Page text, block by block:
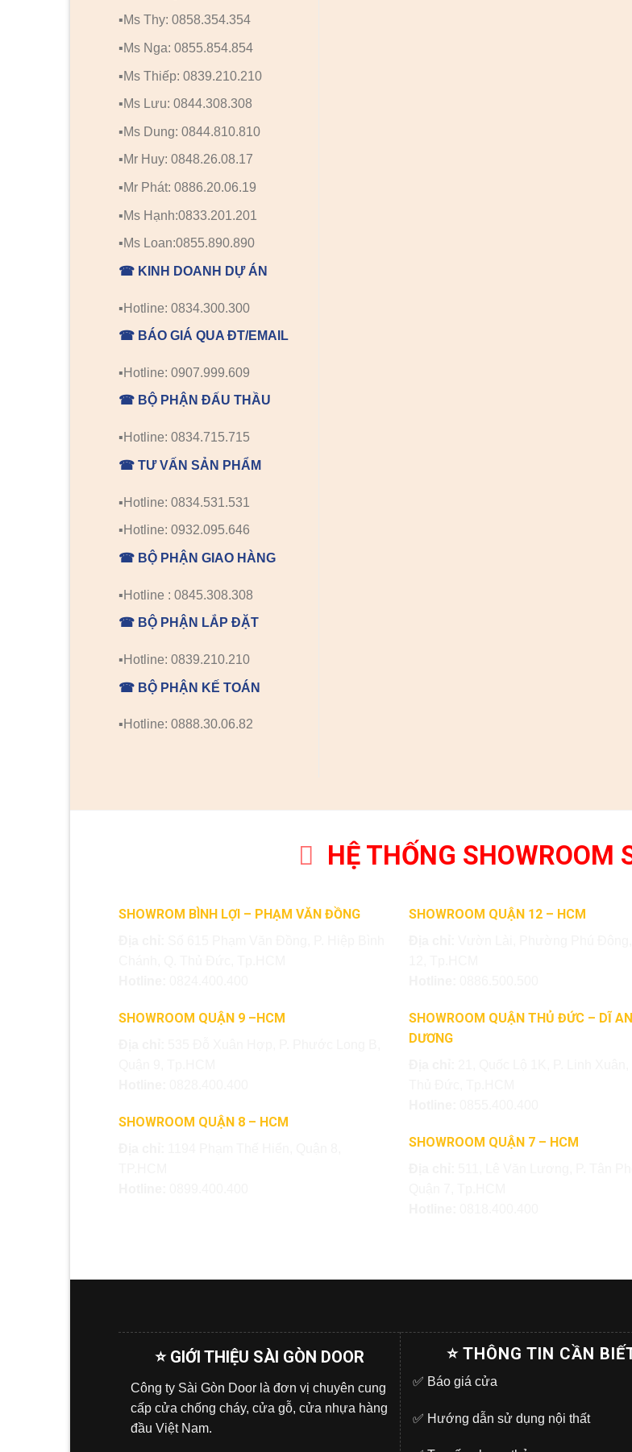
▪️Ms Thy: 0858.354.354
▪️Ms Nga: 0855.854.854
▪️Ms Thiếp: 0839.210.210
▪️Ms Lưu: 0844.308.308
▪️Ms Dung: 0844.810.810
▪️Mr Huy: 0848.26.08.17
▪️Mr Phát: 0886.20.06.19
▪️Ms Hạnh:0833.201.201
▪️Ms Loan:0855.890.890
☎ KINH DOANH DỰ ÁN
▪️Hotline: 0834.300.300
☎ BÁO GIÁ QUA ĐT/EMAIL
▪️Hotline: 0907.999.609
☎ BỘ PHẬN ĐẤU THẦU
▪️Hotline: 0834.715.715
☎ TƯ VẤN SẢN PHẨM
▪️Hotline: 0834.531.531
▪️Hotline: 0932.095.646
☎ BỘ PHẬN GIAO HÀNG
▪️Hotline : 0845.308.308
☎ BỘ PHẬN LẮP ĐẶT
▪️Hotline: 0839.210.210
☎ BỘ PHẬN KẾ TOÁN
▪️Hotline: 0888.30.06.82
HỆ THỐNG SHOWROOM
SHOWROM BÌNH LỢI – PHẠM VĂN ĐỒNG
SHOWROOM QUẬN 9 –HCM
SHOWROOM QUẬN 8 – HCM
SHOWROOM QUẬN 12 – HCM
SHOWROOM QUẬN THỦ ĐỨC – DĨ
DƯƠNG
SHOWROOM QUẬN 7 – HCM
⭐ GIỚI THIỆU SÀI GÒN DOOR
Công ty Sài Gòn Door là đơn vị chuyên cung
cấp cửa chống cháy, cửa gỗ, cửa nhựa hàng
đầu Việt Nam.
⭐ THÔNG TIN CẦN
✅ Báo giá cửa
✅ Hướng dẫn sử dụng nội thất